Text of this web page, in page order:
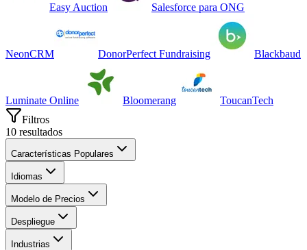
Easy Auction Salesforce para ONG
NeonCRM DonorPerfect Fundraising Blackbaud
Luminate Online Bloomerang
ToucanTech
Filtros
10 resultados
Características Populares
Idiomas
Modelo de Precios
Despliegue
Industrias